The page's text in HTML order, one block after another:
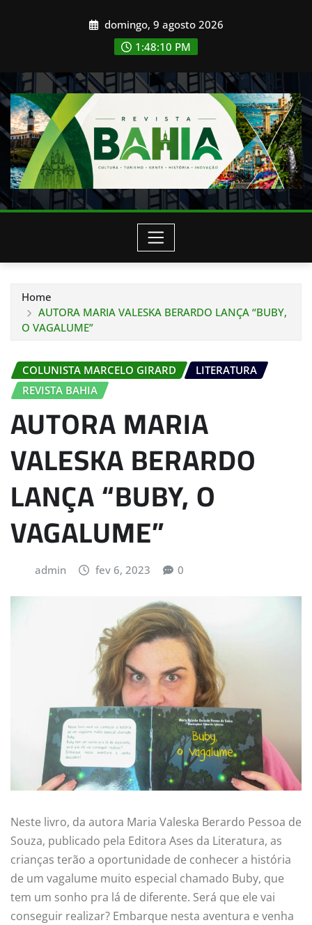
domingo, 9 agosto 2026
1:48:12 PM
Home
AUTORA MARIA VALESKA BERARDO LANÇA “BUBY,
O VAGALUME”
COLUNISTA MARCELO GIRARD
LITERATURA
REVISTA BAHIA
AUTORA MARIA
VALESKA BERARDO
LANÇA “BUBY, O
VAGALUME”
admin fev 6, 2023 0
Neste livro, da autora Maria Valeska Berardo Pessoa de
Souza, publicado pela Editora Ases da Literatura, as
crianças terão a oportunidade de conhecer a história
de um vagalume muito especial chamado Buby, que
tem um sonho pra lá de diferente. Será que ele vai
conseguir realizar? Embarque nesta aventura e venha